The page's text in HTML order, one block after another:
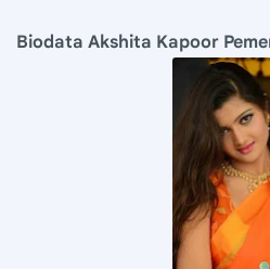
Biodata Akshita Kapoor